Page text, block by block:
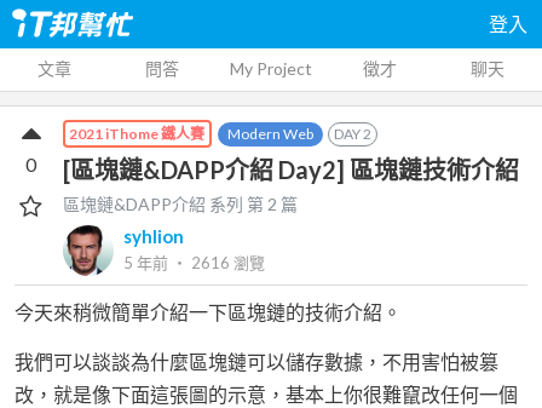
登入
文章 問答 My Project 徵才 聊天
2021 iThome 鐵人賽 Modern Web DAY2
[區塊鏈&DAPP介紹 Day2] 區塊鏈技術介紹
區塊鏈&DAPP介紹 系列 第2 篇
syhlion
5 年前 ‧ 2616 瀏覽
0
今天來稍微簡單介紹一下區塊鏈的技術介紹。
我們可以談談為什麼區塊鏈可以儲存數據，不用害怕被篡
改，就是像下面這張圖的示意，基本上你很難竄改任何一個